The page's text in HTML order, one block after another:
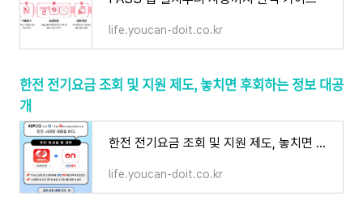
life.youcan-doit.co.kr
한전 전기요금 조회 및 지원 제도, 놓치면 후회하는 정보 대공
개
한전 전기요금 조회 및 지원 제도, 놓치면 후회하는 정보 대공개
life.youcan-doit.co.kr